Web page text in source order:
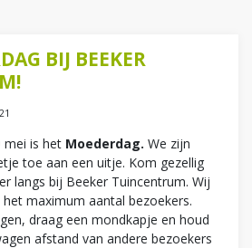
BIJ BEEKER
mei is het Moederdag. We zijn
toe aan een uitje. Kom gezellig
langs bij Beeker Tuincentrum. Wij
maximum aantal bezoekers.
draag een mondkapje en houd
afstand van andere bezoekers